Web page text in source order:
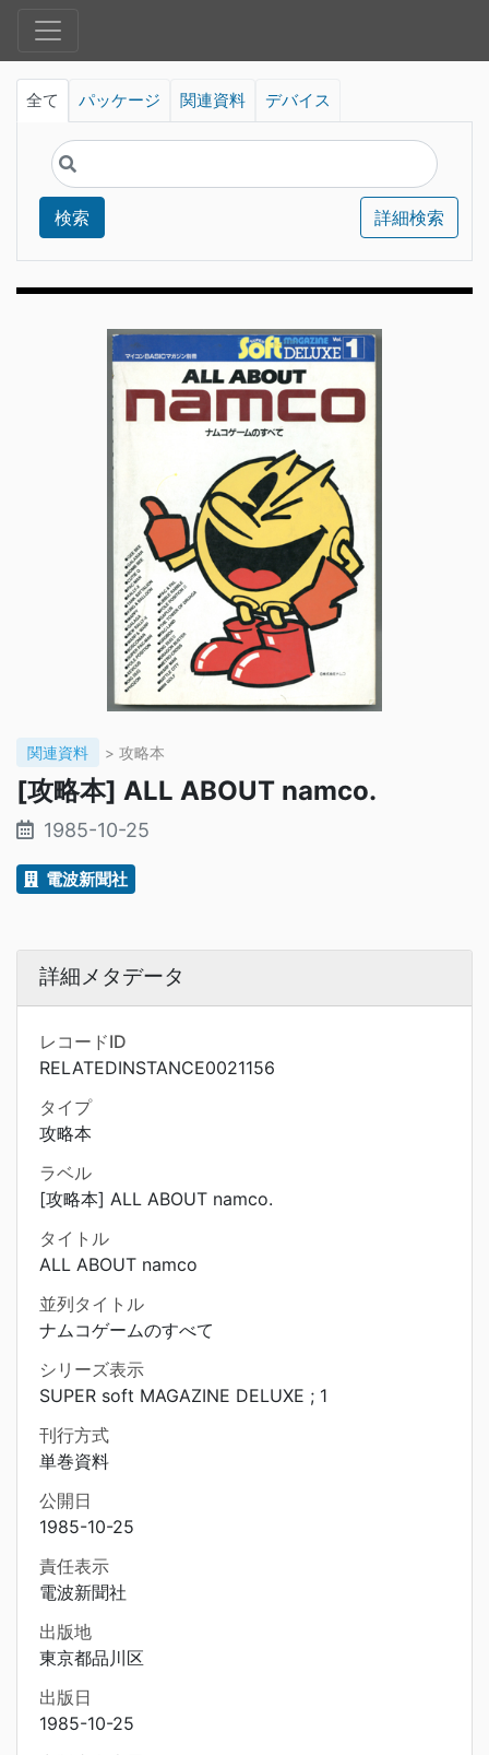
全て パッケージ 関連資料 デバイス
検索 詳細検索
関連資料 > 攻略本
[攻略本] ALL ABOUT namco.
1985-10-25
電波新聞社
詳細メタデータ
レコードID
RELATEDINSTANCE0021156
タイプ
攻略本
ラベル
[攻略本] ALL ABOUT namco.
タイトル
ALL ABOUT namco
並列タイトル
ナムコゲームのすべて
シリーズ表示
SUPER soft MAGAZINE DELUXE ; 1
刊行方式
単巻資料
公開日
1985-10-25
責任表示
電波新聞社
出版地
東京都品川区
出版日
1985-10-25